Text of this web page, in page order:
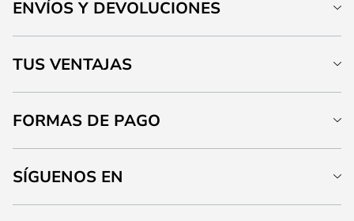
ENVÍOS Y DEVOLUCIONES
TUS VENTAJAS
FORMAS DE PAGO
SÍGUENOS EN